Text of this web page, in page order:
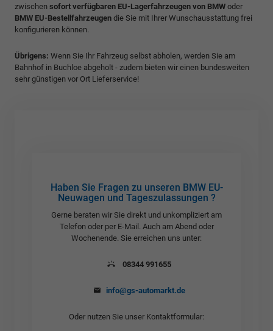
zwischen sofort verfügbaren EU-Lagerfahrzeugen von BMW oder
BMW EU-Bestellfahrzeugen die Sie mit Ihrer Wunschausstattung frei
konfigurieren können.
Übrigens: Wenn Sie Ihr Fahrzeug selbst abholen, werden Sie am
Bahnhof in Buchloe abgeholt - zudem bieten wir einen bundesweiten
sehr günstigen vor Ort Lieferservice!
Haben Sie Fragen zu unseren BMW EU-
Neuwagen und Tageszulassungen ?
Gerne beraten wir Sie direkt und unkompliziert am
Telefon oder per E-Mail. Auch am Abend oder
Wochenende. Sie erreichen uns unter:
08344 991655
info@gs-automarkt.de
Oder nutzen Sie unser Kontaktformular: